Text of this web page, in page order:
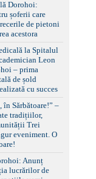
reglaj lombar electric
pentru șofer și pasager
Volan multifuncțional
îmbrăcat în piele, cu
treptelor Adaptive cruise
control, asistent
schimbare bandă și
menținere bandă Faruri
bi-xenon adaptive cu
funcție Cornering,
asistent fază lungă
automată , lumini de zi
LED, proiectoare ceață
LED, spălătoare faruri
față/spate, cameră
marșarier Keyless entry
Dorohoi:
șoferii care
de pietoni
acestora
la Spitalul
Leon
– prima
de șold
cu succes
în Sărbătoare!” –
tradițiilor,
Trei
eveniment. O
Anunț
lucrărilor de